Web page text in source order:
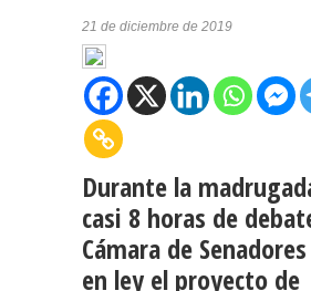
21 de diciembre de 2019
Durante la
casi 8 horas de
Cámara de
en ley el proyecto de